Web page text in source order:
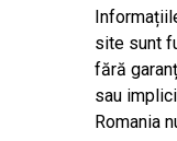
site sunt
fără
sau
Romania